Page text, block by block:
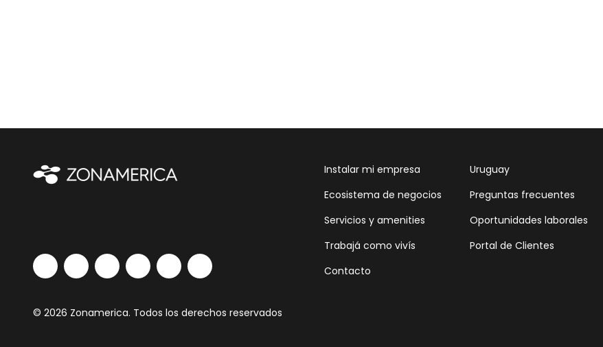
Instalar mi empresa
Ecosistema de negocios
Servicios y amenities
Trabajá como vivís
Contacto
Uruguay
Preguntas frecuentes
Oportunidades laborales
Portal de Clientes
© 2026 Zonamerica. Todos los derechos reservados